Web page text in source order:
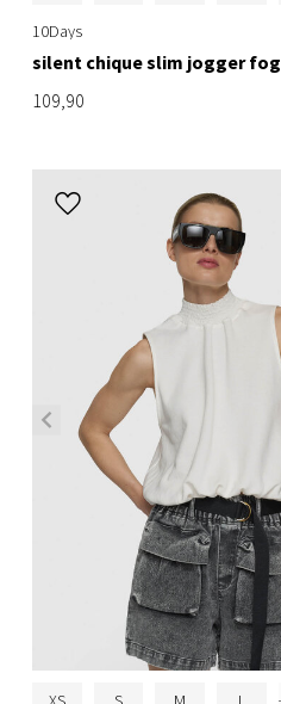
10Days
silent chique slim jogger fog
109,90